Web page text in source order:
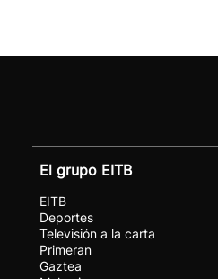
El grupo EITB
EITB
Deportes
Televisión a la carta
Primeran
Gaztea